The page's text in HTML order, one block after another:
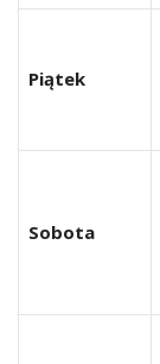
Piątek
Sobota